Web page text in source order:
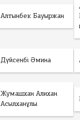
Алтынбек Бауыржан
Дүйсенбі Әмина
Жумашхан Алихан
Асылханұлы